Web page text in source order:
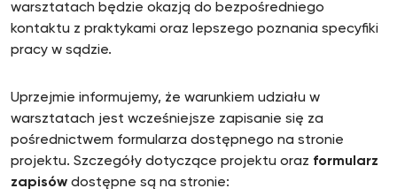
warsztatach będzie okazją do bezpośredniego
kontaktu z praktykami oraz lepszego poznania specyfiki
pracy w sądzie.
Uprzejmie informujemy, że warunkiem udziału w
warsztatach jest wcześniejsze zapisanie się za
pośrednictwem formularza dostępnego na stronie
projektu. Szczegóły dotyczące projektu oraz formularz
zapisów dostępne są na stronie: